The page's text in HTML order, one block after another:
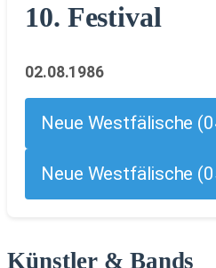
10. Festival
02.08.1986
Neue Westfälische
Neue Westfälische
Künstler & Bands